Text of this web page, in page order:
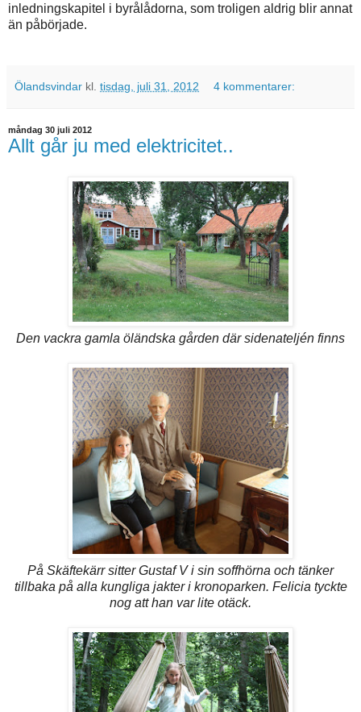
inledningskapitel i byrålådorna, som troligen aldrig blir annat
än påbörjade.
Ölandsvindar kl. tisdag, juli 31, 2012 4 kommentarer:
måndag 30 juli 2012
Allt går ju med elektricitet..
Den vackra gamla öländska gården där sidenateljén finns
På Skäftekärr sitter Gustaf V i sin soffhörna och tänker
tillbaka på alla kungliga jakter i kronoparken. Felicia tyckte
nog att han var lite otäck.